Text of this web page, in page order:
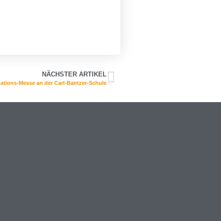
NÄCHSTER ARTIKEL
Messe an der Carl-Bantzer-Schule